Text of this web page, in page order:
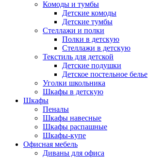
Комоды и тумбы
Детские комоды
Детские тумбы
Стеллажи и полки
Полки в детскую
Стеллажи в детскую
Текстиль для детской
Детские подушки
Детское постельное белье
Уголки школьника
Шкафы в детскую
Шкафы
Пеналы
Шкафы навесные
Шкафы распашные
Шкафы-купе
Офисная мебель
Диваны для офиса